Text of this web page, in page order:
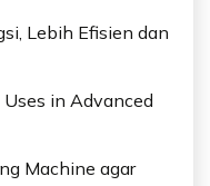
Lebih Efisien dan
in Advanced
Machine agar